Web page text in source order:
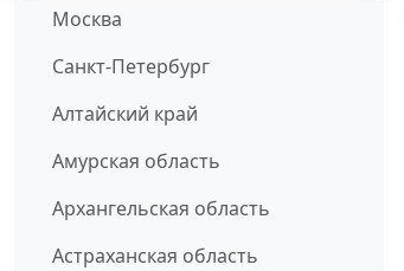
Москва
Санкт-Петербург
Алтайский край
Амурская область
Архангельская область
Астраханская область